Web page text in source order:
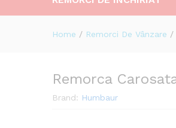
Home / Remorci De Vânzare /
Remorca
Brand: Humbaur